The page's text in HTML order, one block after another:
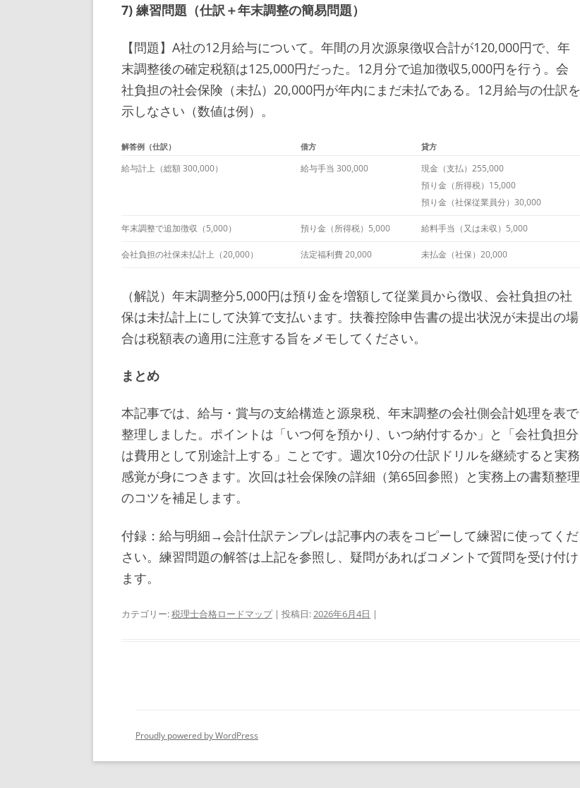
7) 練習問題（仕訳＋年末調整の簡易問題）
【問題】A社の12月給与について。年間の月次源泉徴収合計が120,000円で、年
末調整後の確定税額は125,000円だった。12月分で追加徴収5,000円を行う。会
社負担の社会保険（未払）20,000円が年内にまだ未払である。12月給与の仕訳を
示しなさい（数値は例）。
解答例（仕訳） 借方 貸方
給与計上（総額 300,000） 給与手当 300,000
現金（支払）255,000
預り金（所得税）15,000
預り金（社保従業員分）30,000
年末調整で追加徴収（5,000） 預り金（所得税）5,000 給料手当（又は未収）5,000
会社負担の社保未払計上（20,000） 法定福利費 20,000 未払金（社保）20,000
（解説）年末調整分5,000円は預り金を増額して従業員から徴収、会社負担の社
保は未払計上にして決算で支払います。扶養控除申告書の提出状況が未提出の場
合は税額表の適用に注意する旨をメモしてください。
まとめ
本記事では、給与・賞与の支給構造と源泉税、年末調整の会社側会計処理を表で
整理しました。ポイントは「いつ何を預かり、いつ納付するか」と「会社負担分
は費用として別途計上する」ことです。週次10分の仕訳ドリルを継続すると実務
感覚が身につきます。次回は社会保険の詳細（第65回参照）と実務上の書類整理
のコツを補足します。
付録：給与明細→会計仕訳テンプレは記事内の表をコピーして練習に使ってくだ
さい。練習問題の解答は上記を参照し、疑問があればコメントで質問を受け付け
ます。
カテゴリー:税理士合格ロードマップ| 投稿日:2026年6月4日 |
Proudly powered by WordPress